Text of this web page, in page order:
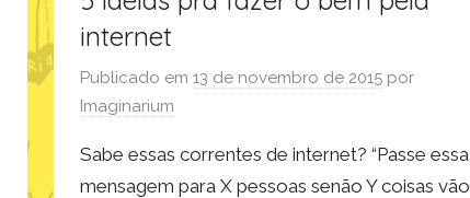
internet
Publicado em13 de novembro de 2015 por
Imaginarium
Sabe essas correntes de internet? “Passe essa
mensagem para X pessoas senão Y coisas vão